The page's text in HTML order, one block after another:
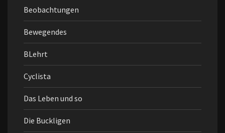
Beobachtungen
Bewegendes
BLehrt
Cyclista
Das Leben und so
Die Buckligen